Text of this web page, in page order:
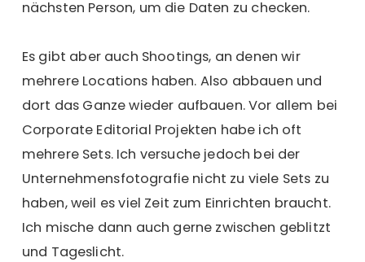
nächsten Person, um die Daten zu checken.
Es gibt aber auch Shootings, an denen wir
mehrere Locations haben. Also abbauen und
dort das Ganze wieder aufbauen. Vor allem bei
Corporate Editorial Projekten habe ich oft
mehrere Sets. Ich versuche jedoch bei der
Unternehmensfotografie nicht zu viele Sets zu
haben, weil es viel Zeit zum Einrichten braucht.
Ich mische dann auch gerne zwischen geblitzt
und Tageslicht.